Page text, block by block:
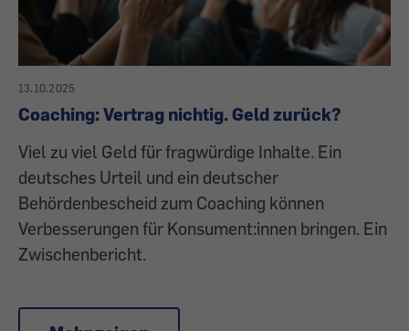
13.10.2025
Coaching: Vertrag nichtig. Geld zurück?
Viel zu viel Geld für fragwürdige Inhalte. Ein
deutsches Urteil und ein deutscher
Behördenbescheid zum Coaching können
Verbesserungen für Konsument:innen bringen. Ein
Zwischenbericht.